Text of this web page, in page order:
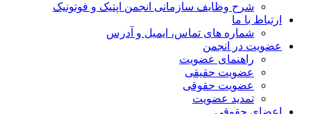
شرح وظایف سازمانی انجمن اپتیک و فوتونیک
ارتباط با ما
شماره های تماس، ایمیل و آدرس
عضویت در انجمن
راهنمای عضویت
عضویت حقیقی
عضویت حقوقی
تمدید عضویت
اعضای حقوقی